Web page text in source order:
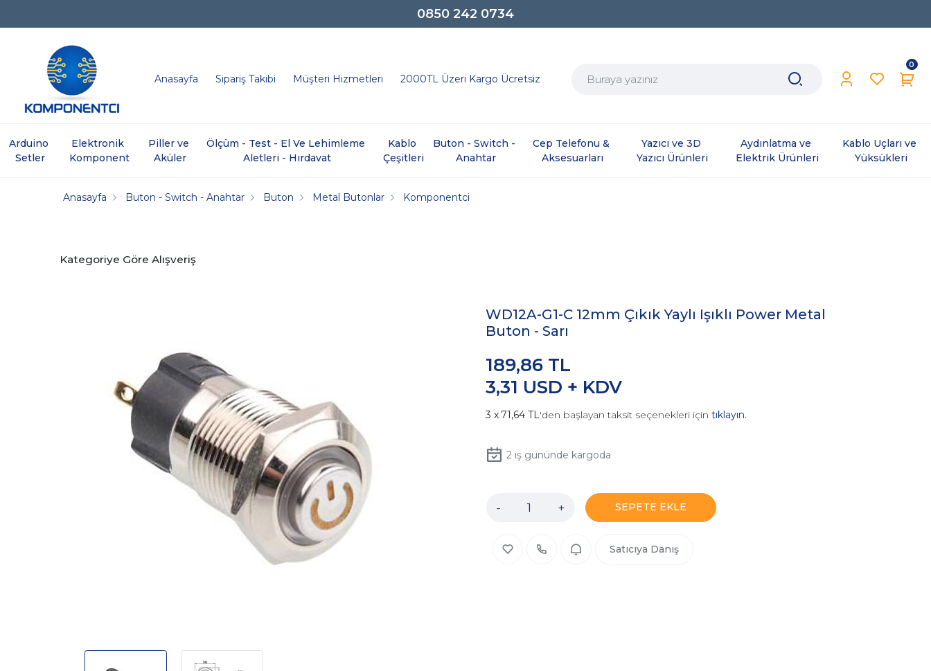
0850 242 0734
Anasayfa Sipariş Takibi Müşteri Hizmetleri 2000TL Üzeri Kargo Ücretsiz
0
Arduino
Setler
Elektronik
Komponent
Piller ve
Aküler
Ölçüm - Test - El Ve Lehimleme
Aletleri - Hırdavat
Kablo
Çeşitleri
Buton - Switch -
Anahtar
Cep Telefonu &
Aksesuarları
Yazıcı ve 3D
Yazıcı Ürünleri
Aydınlatma ve
Elektrik Ürünleri
Kablo Uçları ve
Yüksükleri
Anasayfa Buton - Switch - Anahtar Buton Metal Butonlar Komponentci
Kategoriye Göre Alışveriş
WD12A-G1-C 12mm Çıkık Yaylı Işıklı Power Metal
Buton - Sarı
3,31 USD + KDV
189,86 TL
71,64 TL'den başlayan taksit seçenekleri için tıklayın.
2iş gününde kargoda
- + SEPETE EKLE
Satıcıya Danış